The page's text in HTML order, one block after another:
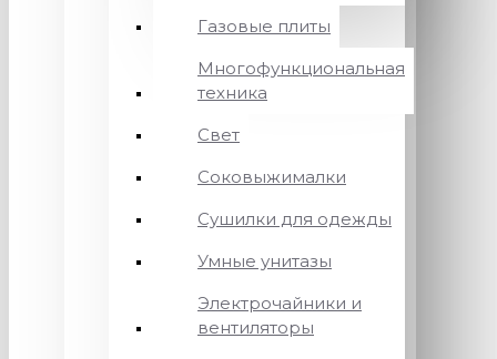
Газовые плиты
Многофункциональная
техника
Свет
Соковыжималки
Сушилки для одежды
Умные унитазы
Электрочайники и
вентиляторы